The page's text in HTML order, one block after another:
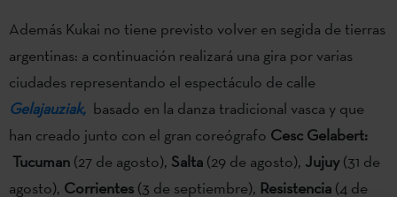
Además Kukai no tiene previsto volver en segida de tierras
argentinas: a continuación realizará una gira por varias
ciudades representando el espectáculo de calle
Gelajauziak, basado en la danza tradicional vasca y que
han creado junto con el gran coreógrafo Cesc Gelabert:
Tucuman (27 de agosto), Salta (29 de agosto), Jujuy(31 de
agosto), Corrientes (3 de septiembre), Resistencia (4 de